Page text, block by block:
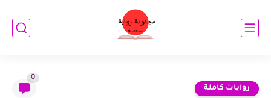
روايات كاملة
0